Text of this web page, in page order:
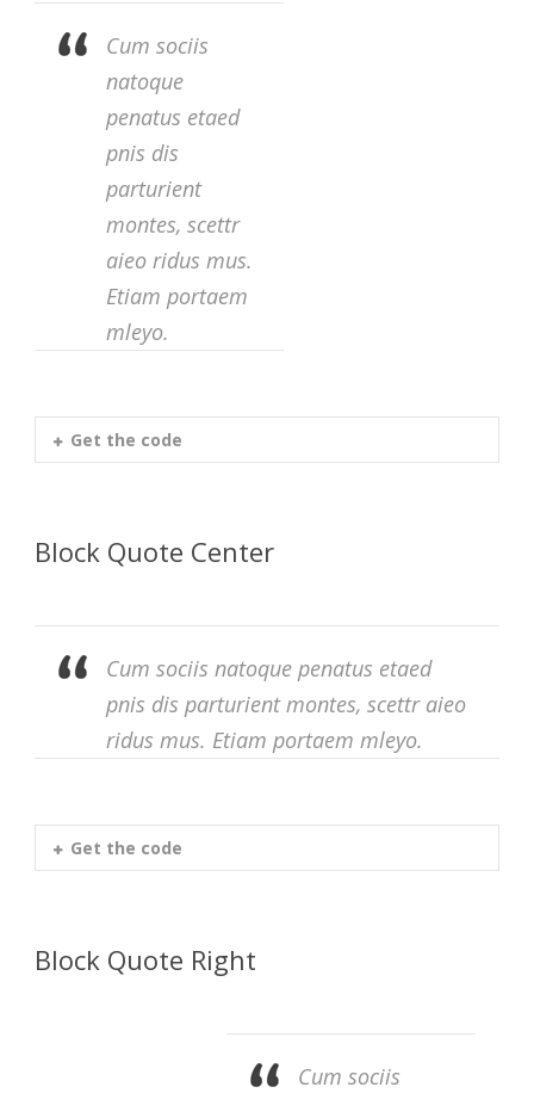
Cum sociis
natoque
penatus etaed
pnis dis
parturient
montes, scettr
aieo ridus mus.
Etiam portaem
mleyo.
Get the code
Block Quote Center
Cum sociis natoque penatus etaed
pnis dis parturient montes, scettr aieo
ridus mus. Etiam portaem mleyo.
Get the code
Block Quote Right
Cum sociis